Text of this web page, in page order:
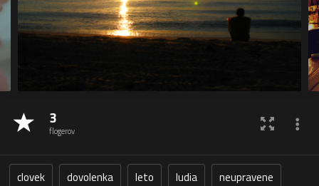
3
flogerov
clovek dovolenka leto ludia
neupravene